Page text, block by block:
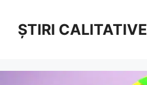
conținutȘTIRI CALITATIVE